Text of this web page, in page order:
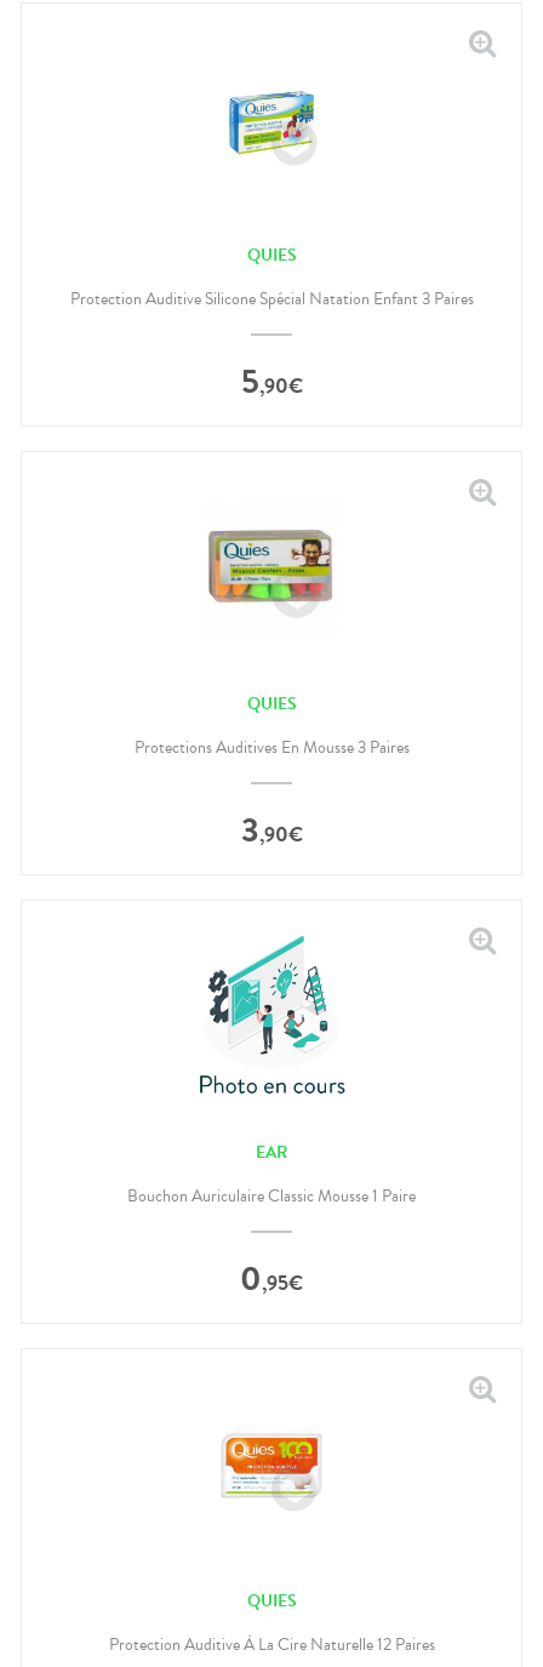
QUIES
Protection Auditive Silicone Spécial Natation Enfant 3 Paires
5,90€
QUIES
Protections Auditives En Mousse 3 Paires
3,90€
EAR
Bouchon Auriculaire Classic Mousse 1 Paire
0,95€
QUIES
Protection Auditive À La Cire Naturelle 12 Paires